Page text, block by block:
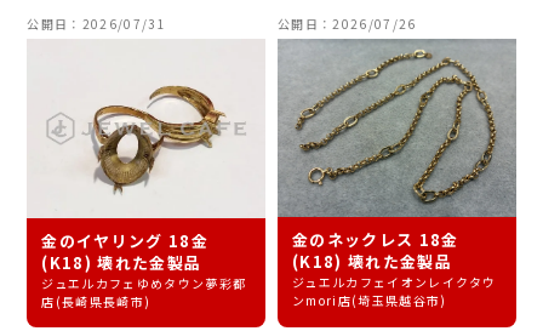
公開日：2026/07/31
金のイヤリング 18金
(K18) 壊れた金製品
ジュエルカフェゆめタウン夢彩都
店(長崎県長崎市)
公開日：2026/07/26
金のネックレス 18金
(K18) 壊れた金製品
ジュエルカフェイオンレイクタウ
ンmori店(埼玉県越谷市)